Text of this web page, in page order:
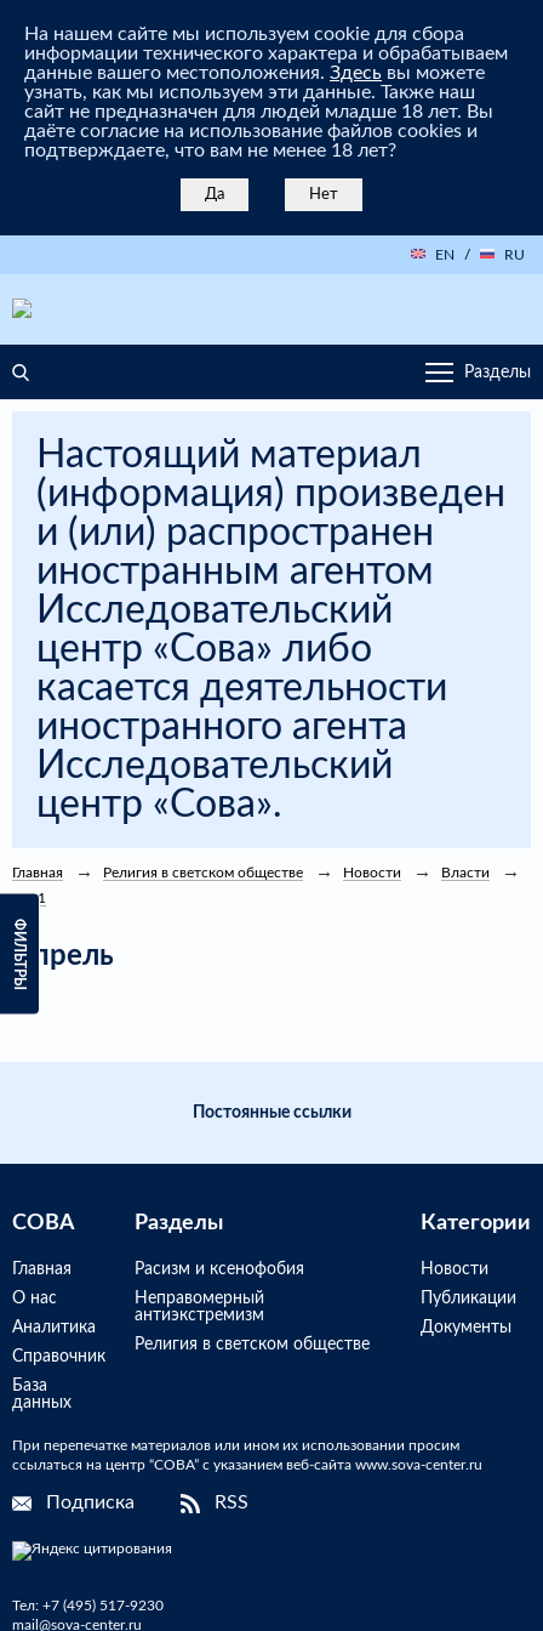
На нашем сайте мы используем cookie для сбора
информации технического характера и обрабатываем
данные вашего местоположения. Здесь вы можете
узнать, как мы используем эти данные. Также наш
сайт не предназначен для людей младше 18 лет. Вы
даёте согласие на использование файлов cookies и
подтверждаете, что вам не менее 18 лет?
Да Нет
EN / RU
Разделы
Настоящий материал
(информация) произведен
и (или) распространен
иностранным агентом
Исследовательский
центр «Сова» либо
касается деятельности
иностранного агента
Исследовательский
центр «Сова».
ФИЛЬТРЫ
Главная Религия в светском обществе Новости
Власти
2021
Апрель
Постоянные ссылки
СОВА
Главная
О нас
Аналитика
Справочник
База
данных
Разделы
Расизм и ксенофобия
Неправомерный
антиэкстремизм
Религия в светском обществе
Категории
Новости
Публикации
Документы
При перепечатке материалов или ином их использовании просим
ссылаться на центр “СОВА” с указанием веб-сайта www.sova-center.ru
Подписка RSS
Тел: +7 (495) 517-9230
mail@sova-center.ru